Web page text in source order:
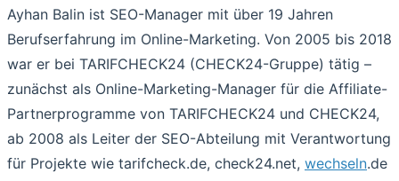
Ayhan Balin ist SEO-Manager mit über 19 Jahren
Berufserfahrung im Online-Marketing. Von 2005 bis 2018
war er bei TARIFCHECK24 (CHECK24-Gruppe) tätig –
zunächst als Online-Marketing-Manager für die Affiliate-
Partnerprogramme von TARIFCHECK24 und CHECK24,
ab 2008 als Leiter der SEO-Abteilung mit Verantwortung
für Projekte wie tarifcheck.de, check24.net, wechseln.de